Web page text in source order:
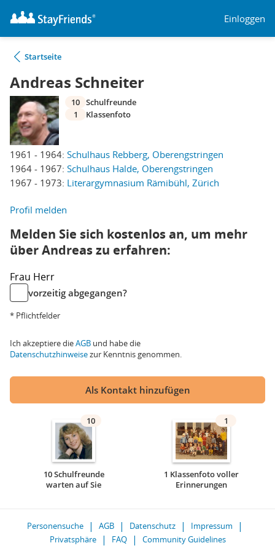
Einloggen
Startseite
Andreas Schneiter
1961 - 1964: Schulhaus Rebberg, Oberengstringen
1964 - 1967: Schulhaus Halde, Oberengstringen
1967 - 1973: Literargymnasium Rämibühl, Zürich
10 Schulfreunde
1
Klassenfoto
Profil melden
Melden Sie sich kostenlos an, um mehr
über Andreas zu erfahren:
Frau Herr
vorzeitig abgegangen?
* Pflichtfelder
Ich akzeptiere dieAGB und habe die
Datenschutzhinweisezur Kenntnis genommen.
Als Kontakt hinzufügen
10
10 Schulfreunde
warten auf Sie
1
1 Klassenfoto voller
Erinnerungen
Personensuche AGB Datenschutz
Impressum
Privatsphäre
FAQ Community Guidelines